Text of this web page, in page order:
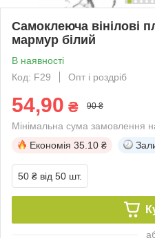
Самоклеюча вінілові
мармур білий
В наявності
Код: F29
Опт і роздріб
54,90 ₴ 90 ₴
Мінімальна сума замовлення
Економія 35.10 ₴
50 ₴ від 50 шт.